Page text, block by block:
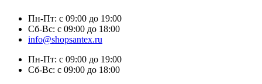
Пн-Пт: с 09:00 до 19:00
Сб-Вс: с 09:00 до 18:00
info@shopsantex.ru
Пн-Пт: с 09:00 до 19:00
Сб-Вс: с 09:00 до 18:00